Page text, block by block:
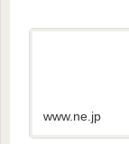
www.ne.jp